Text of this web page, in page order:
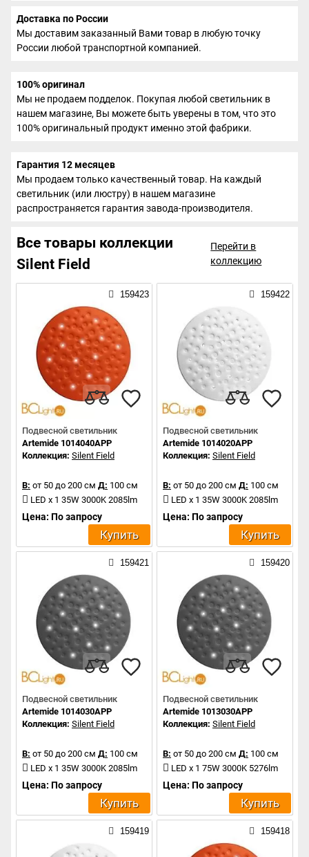
Доставка по России
Мы доставим заказанный Вами товар в любую точку
России любой транспортной компанией.
100% оригинал
Мы не продаем подделок. Покупая любой светильник в
нашем магазине, Вы можете быть уверены в том, что это
100% оригинальный продукт именно этой фабрики.
Гарантия 12 месяцев
Мы продаем только качественный товар. На каждый
светильник (или люстру) в нашем магазине
распространяется гарантия завода-производителя.
Все товары коллекции
Silent Field
Перейти в
коллекцию
159423
Подвесной светильник
Artemide 1014040APP
Коллекция: Silent Field
В: от 50 до 200 см Д: 100 см
LED x 1 35W 3000K 2085lm
Цена: По запросу
Купить
159422
Подвесной светильник
Artemide 1014020APP
Коллекция: Silent Field
В: от 50 до 200 см Д: 100 см
LED x 1 35W 3000K 2085lm
Цена: По запросу
Купить
159421
Подвесной светильник
Artemide 1014030APP
Коллекция: Silent Field
В: от 50 до 200 см Д: 100 см
LED x 1 35W 3000K 2085lm
Цена: По запросу
Купить
159420
Подвесной светильник
Artemide 1013030APP
Коллекция: Silent Field
В: от 50 до 200 см Д: 100 см
LED x 1 75W 3000K 5276lm
Цена: По запросу
Купить
159419 159418